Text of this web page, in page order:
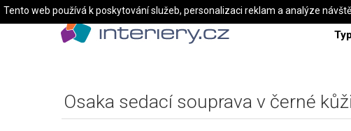
Osaka sedací souprava v černé kůži
Tento web používá k poskytování služeb, personalizaci reklam a analýze